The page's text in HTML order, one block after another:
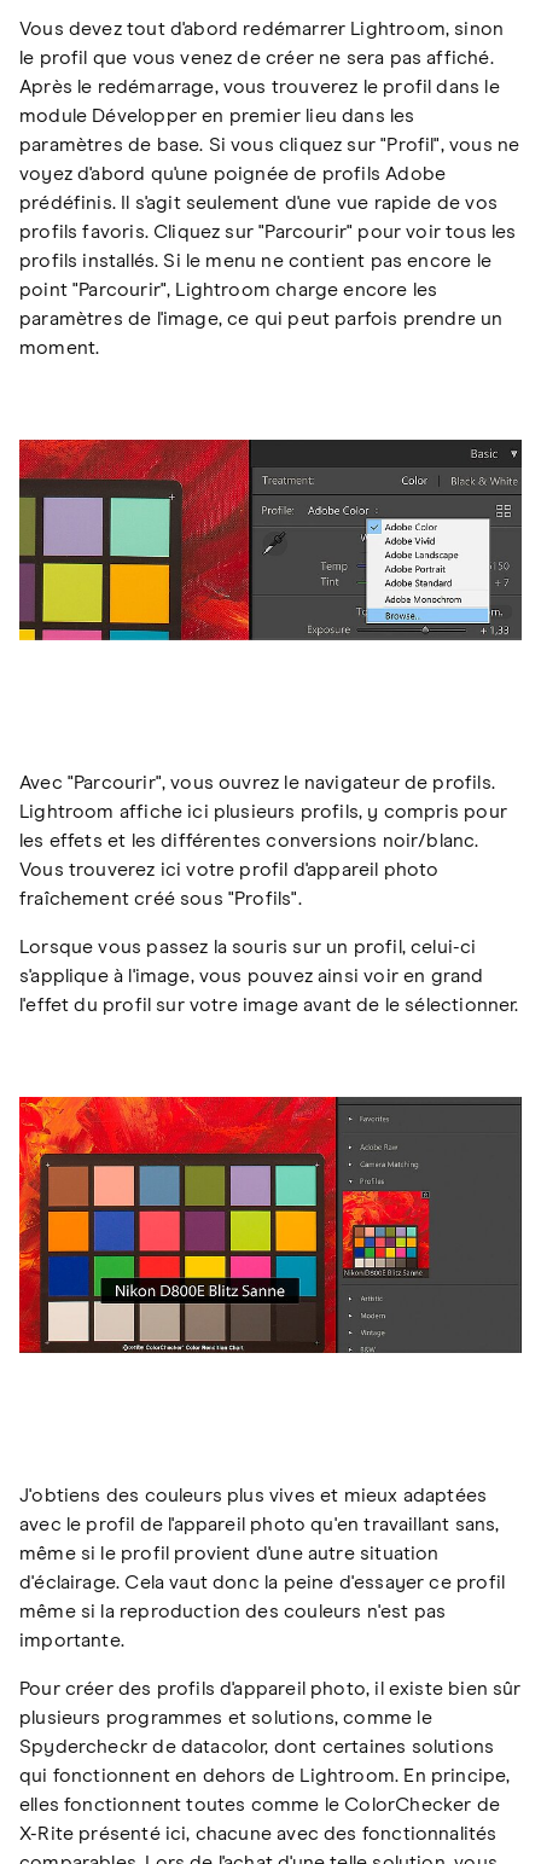
Vous devez tout d'abord redémarrer Lightroom, sinon
le profil que vous venez de créer ne sera pas affiché.
Après le redémarrage, vous trouverez le profil dans le
module Développer en premier lieu dans les
paramètres de base. Si vous cliquez sur "Profil", vous ne
voyez d'abord qu'une poignée de profils Adobe
prédéfinis. Il s'agit seulement d'une vue rapide de vos
profils favoris. Cliquez sur "Parcourir" pour voir tous les
profils installés. Si le menu ne contient pas encore le
point "Parcourir", Lightroom charge encore les
paramètres de l'image, ce qui peut parfois prendre un
moment.
Avec "Parcourir", vous ouvrez le navigateur de profils.
Lightroom affiche ici plusieurs profils, y compris pour
les effets et les différentes conversions noir/blanc.
Vous trouverez ici votre profil d'appareil photo
fraîchement créé sous "Profils".
Lorsque vous passez la souris sur un profil, celui-ci
s'applique à l'image, vous pouvez ainsi voir en grand
l'effet du profil sur votre image avant de le sélectionner.
J'obtiens des couleurs plus vives et mieux adaptées
avec le profil de l'appareil photo qu'en travaillant sans,
même si le profil provient d'une autre situation
d'éclairage. Cela vaut donc la peine d'essayer ce profil
même si la reproduction des couleurs n'est pas
importante.
Pour créer des profils d'appareil photo, il existe bien sûr
plusieurs programmes et solutions, comme le
Spydercheckr de datacolor, dont certaines solutions
qui fonctionnent en dehors de Lightroom. En principe,
elles fonctionnent toutes comme le ColorChecker de
X-Rite présenté ici, chacune avec des fonctionnalités